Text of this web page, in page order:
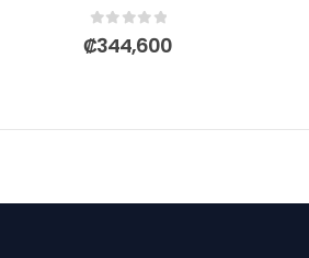
0out of 5
₡344,600